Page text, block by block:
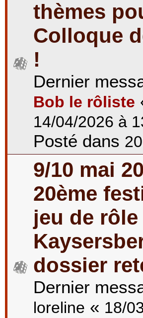
thèmes
Colloque
!
Dernier
Bob le rôliste
14/04/2026 à
Posté dans
9/10 mai
20ème
jeu de rôle
dossier
Dernier
loreline « 18/